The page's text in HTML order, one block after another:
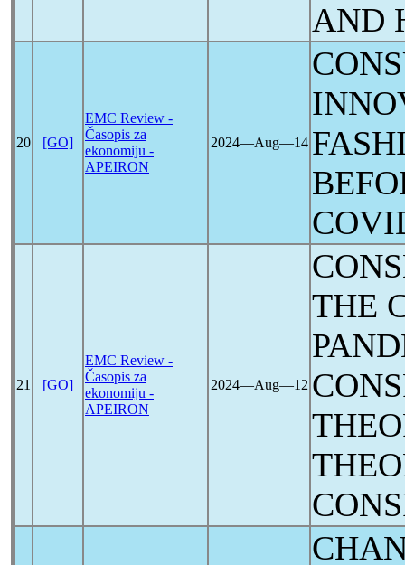
AND
20 [GO]
EMC Review -
Časopis za
ekonomiju -
APEIRON
2024―Aug―14
21 [GO]
EMC Review -
Časopis za
ekonomiju -
APEIRON
2024―Aug―12
THE